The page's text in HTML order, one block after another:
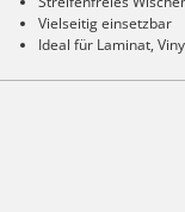
Vielseitig einsetzbar
Ideal für Laminat,